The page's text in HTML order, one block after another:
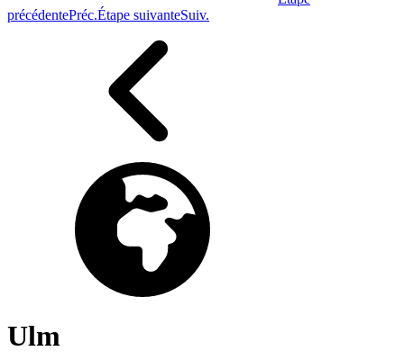
précédentePréc.Étape suivanteSuiv.
Ulm